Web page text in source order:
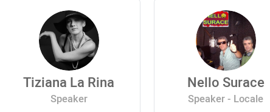
Tiziana La Rina
Speaker
Nello Surace
Speaker - Locale